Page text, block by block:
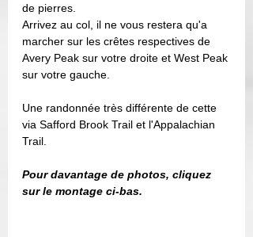
de pierres.
Arrivez au col, il ne vous restera qu'a
marcher sur les crêtes respectives de
Avery Peak sur votre droite et West Peak
sur votre gauche.
Une randonnée très différente de cette
via Safford Brook Trail et l'Appalachian
Trail.
Pour davantage de photos, cliquez
sur le montage ci-bas.